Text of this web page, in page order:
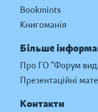
Bookmints
Книгоманія
Більше
Про ГО “Форум
Презентаційні
Контакти